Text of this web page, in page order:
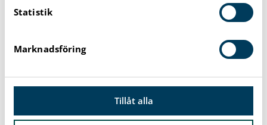
Statistik
Marknadsföring
Tillåt alla